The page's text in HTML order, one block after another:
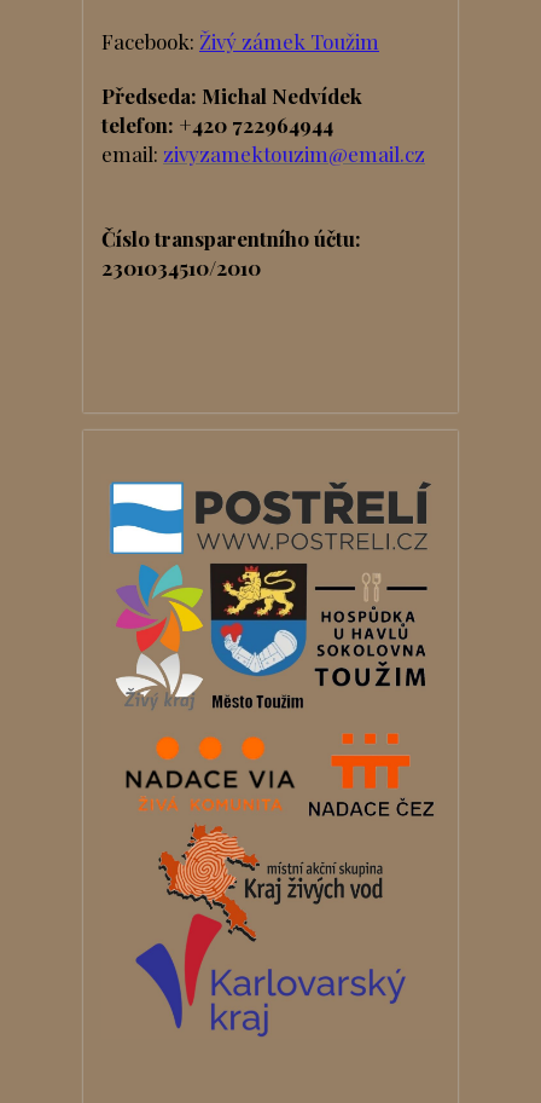
Facebook: Živý zámek Toužim
Předseda: Michal Nedvídek
telefon: +420 722964944
email: zivyzamektouzim@email.cz
Číslo transparentního účtu:
2301034510/2010